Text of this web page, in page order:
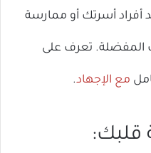
أفراد أسرتك أو ممارسة
المفضلة. تعرف على
مع الإجهاد.
قلبك: